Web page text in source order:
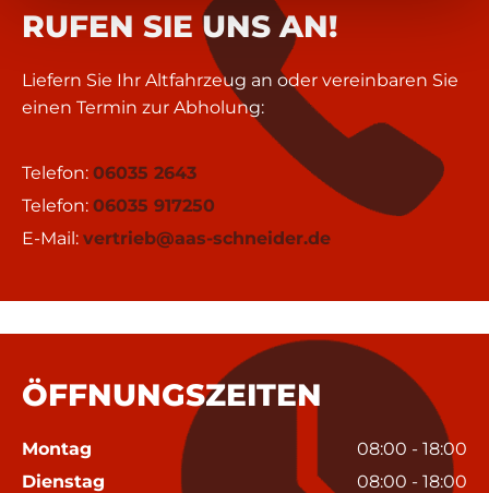
RUFEN SIE UNS AN!
Liefern Sie Ihr Altfahrzeug an oder vereinbaren Sie
einen Termin zur Abholung:
Telefon: 06035 2643
Telefon: 06035 917250
E-Mail: vertrieb@aas-schneider.de
ÖFFNUNGSZEITEN
Montag
08:00 - 18:00
Dienstag
08:00 - 18:00